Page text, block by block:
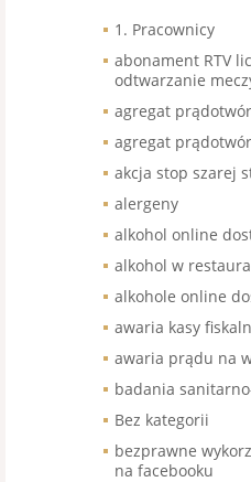
1. Pracownicy
abonament RTV
odtwarzanie
agregat
agregat
akcja stop szarej
alergeny
alkohol online
alkohol w
alkohole online
awaria kasy
awaria prądu na
badania
Bez kategorii
bezprawne
na facebooku